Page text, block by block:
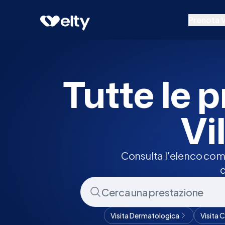
Prestazioni
Prenota visita Villa San Giovanni
Tutte le
Consulta l'elenco
Visita Dermatologica Visita